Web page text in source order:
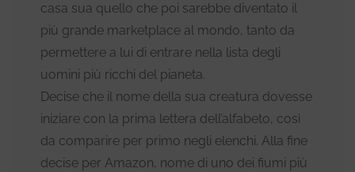
casa sua quello che poi sarebbe diventato il
più grande marketplace al mondo, tanto da
permettere a lui di entrare nella lista degli
uomini più ricchi del pianeta.
Decise che il nome della sua creatura dovesse
iniziare con la prima lettera dell’alfabeto, così
da comparire per primo negli elenchi. Alla fine
decise per Amazon, nome di uno dei fiumi più